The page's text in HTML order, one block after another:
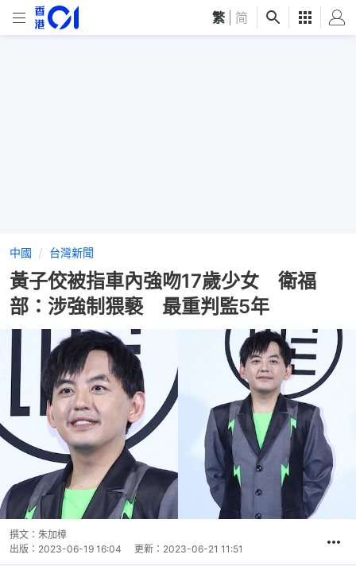
繁 简
中國 台灣新聞
黃子佼被指車內強吻17歲少女 衛福
部：涉強制猥褻 最重判監5年
撰文： 朱加樟
出版： 2023-06-19 16:04 更新： 2023-06-21 11:51